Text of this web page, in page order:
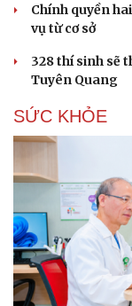
Chính quyền
vụ từ cơ sở
328 thí sinh sẽ
Tuyên Quang
SỨC KHỎE